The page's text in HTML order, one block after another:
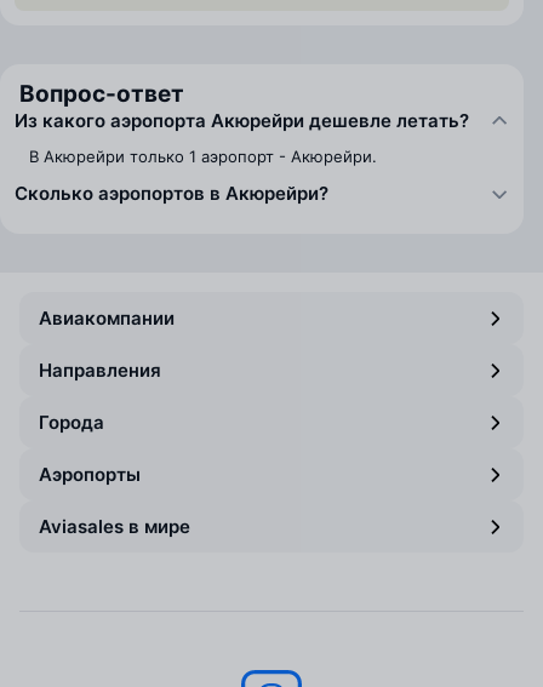
Вопрос-ответ
Из какого аэропорта Акюрейри дешевле летать?
В Акюрейри только 1 аэропорт - Акюрейри.
Сколько аэропортов в Акюрейри?
Авиакомпании
Направления
Города
Аэропорты
Aviasales в мире